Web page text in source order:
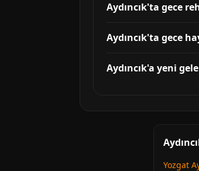
Aydıncık'ta gece
Aydıncık'ta gece
Aydıncık'a yeni
Yozgat